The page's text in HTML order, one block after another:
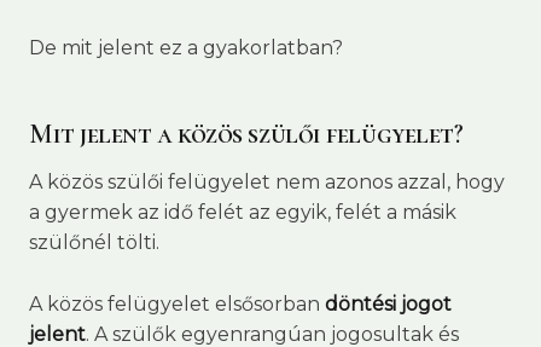
De mit jelent ez a gyakorlatban?
Mit jelent a közös szülői felügyelet?
A közös szülői felügyelet nem azonos azzal, hogy
a gyermek az idő felét az egyik, felét a másik
szülőnél tölti.
A közös felügyelet elsősorban döntési jogot
jelent. A szülők egyenrangúan jogosultak és